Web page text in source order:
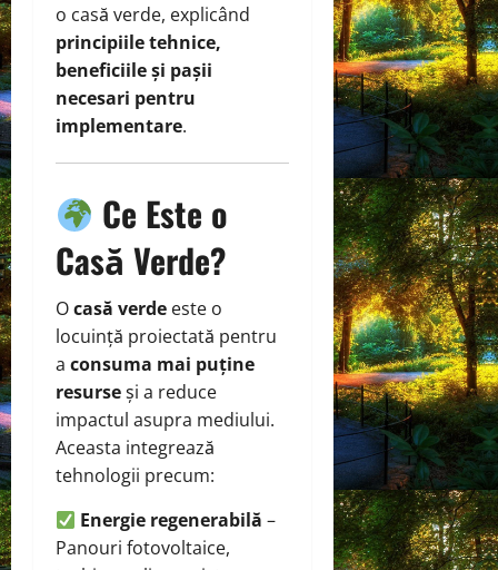
o casă verde, explicând
principiile tehnice,
beneficiile și pașii
necesari pentru
implementare.
Ce Este o
Casă Verde?
Ocasă verde este o
locuință proiectată pentru
a consuma mai puține
resurseși a reduce
impactul asupra mediului.
Aceasta integrează
tehnologii precum:
Energie regenerabilă –
Panouri fotovoltaice,